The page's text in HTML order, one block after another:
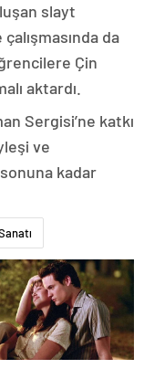
slayt
da
Çin
aktardı.
Sergisi’ne katkı
ve
kadar